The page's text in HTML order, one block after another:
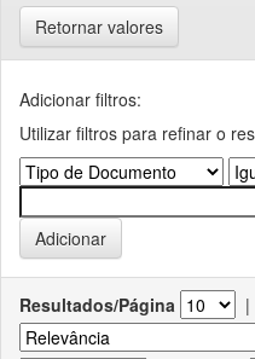
Retornar valores
Adicionar filtros:
Utilizar filtros para refinar o
Resultados/Página |